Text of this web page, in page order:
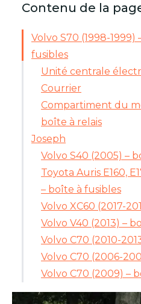
Contenu de la
Volvo S70 (1998-1999)
fusibles
Unité centrale
Courrier
Compartiment du
boîte à relais
Joseph
Volvo S40 (2005) –
Toyota Auris E160,
– boîte à fusibles
Volvo XC60 (2017-
Volvo V40 (2013) –
Volvo C70 (2010-
Volvo C70 (2006-
Volvo C70 (2009) –